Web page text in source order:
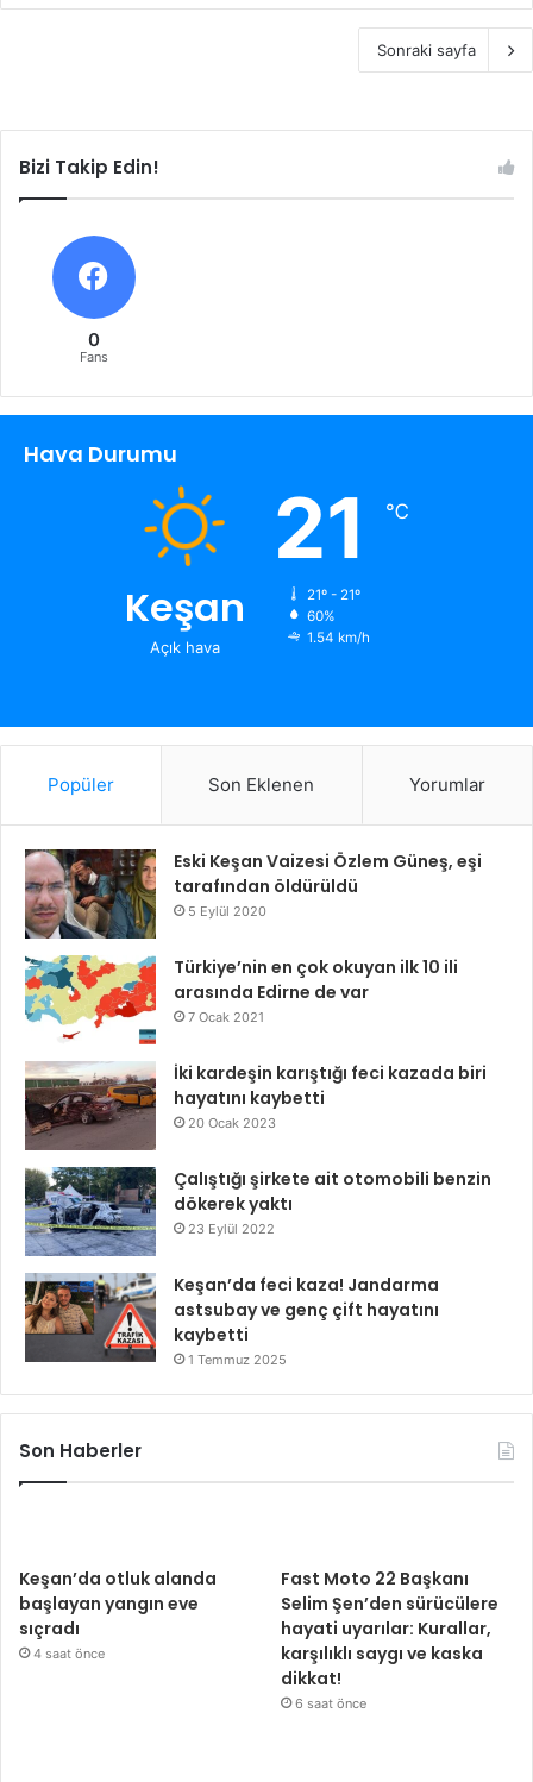
Sonraki sayfa
Bizi Takip Edin!
0
Fans
Hava Durumu
Keşan
Açık hava
21 ℃
21º - 21º
60%
1.54 km/h
Popüler Son Eklenen Yorumlar
Eski Keşan Vaizesi Özlem Güneş, eşi
tarafından öldürüldü
5 Eylül 2020
Türkiye’nin en çok okuyan ilk 10 ili
arasında Edirne de var
7 Ocak 2021
İki kardeşin karıştığı feci kazada biri
hayatını kaybetti
20 Ocak 2023
Çalıştığı şirkete ait otomobili benzin
dökerek yaktı
23 Eylül 2022
Keşan’da feci kaza! Jandarma
astsubay ve genç çift hayatını
kaybetti
1 Temmuz 2025
Son Haberler
Keşan’da otluk alanda
başlayan yangın eve
sıçradı
4 saat önce
Fast Moto 22 Başkanı
Selim Şen’den sürücülere
hayati uyarılar: Kurallar,
karşılıklı saygı ve kaska
dikkat!
6 saat önce